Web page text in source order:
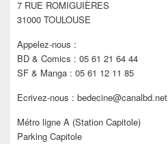
barre
latérale
7 RUE ROMIGUIÈRES
31000 TOULOUSE
Appelez-nous :
BD & Comics : 05 61 21 64 44
SF & Manga : 05 61 12 11 85
Ecrivez-nous : bedecine@canalbd.net
Métro ligne A (Station Capitole)
Parking Capitole